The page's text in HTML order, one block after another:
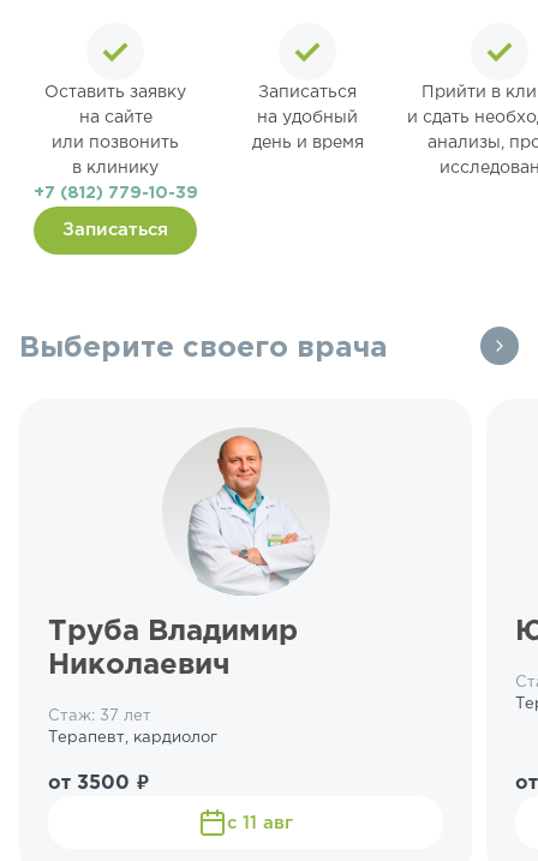
Оставить заявку
на сайте
или позвонить
в клинику
+7 (812) 779-10-39
Записаться
Записаться
на удобный
день и время
Прийти в
и сдать
анализы,
Выберите своего врача
Труба Владимир
Николаевич
Стаж: 37 лет
Терапевт, кардиолог
от 3500 ₽
с 11 авг